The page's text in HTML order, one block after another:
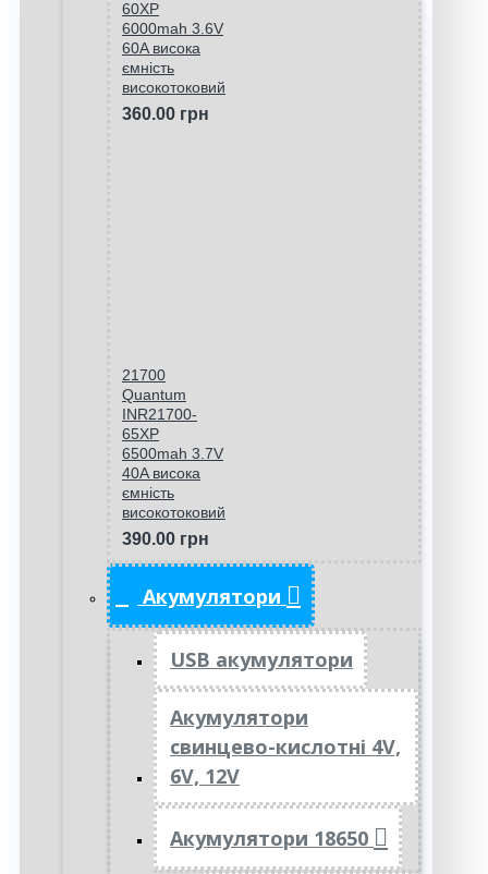
60XP
6000mah 3.6V
60A висока
ємність
високотоковий
360.00 грн
21700
Quantum
INR21700-
65XP
6500mah 3.7V
40A висока
ємність
високотоковий
390.00 грн
Акумулятори
USB акумулятори
Акумулятори
свинцево-кислотні 4V,
6V, 12V
Акумулятори 18650